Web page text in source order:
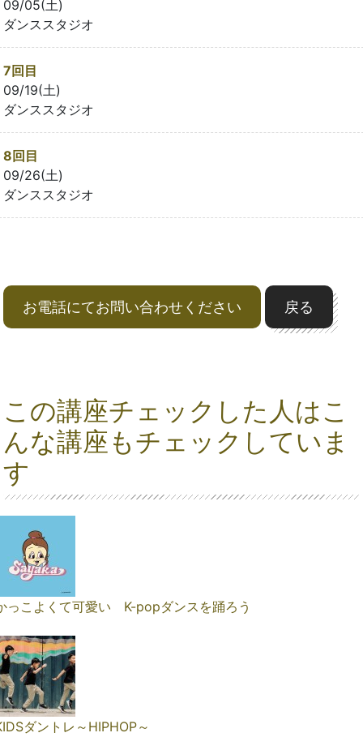
09/05(土)
ダンススタジオ
7回目
09/19(土)
ダンススタジオ
8回目
09/26(土)
ダンススタジオ
お電話にてお問い合わせください 戻る
この講座チェックした人はこ
んな講座もチェックしていま
す
っこよくて可愛い K-popダンスを踊ろう
ダントレ～HIPHOP～